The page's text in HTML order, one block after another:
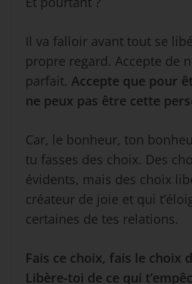
Il va falloir avant tout se
propre regard. Accepte de
parfait. Accepte que pour
ne peux pas être cette
Car, le bonheur, ton
tu fasses des choix. Des
évidents, mais des choix
créateur de joie et qui
certaines de tes relations.
Fais ce choix, fais le choix
Libère-toi de ce qui